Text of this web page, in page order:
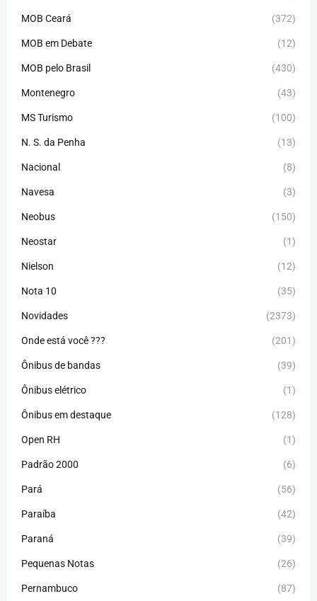
MOB Ceará (372)
MOB em Debate (12)
MOB pelo Brasil (430)
Montenegro (43)
MS Turismo (100)
N. S. da Penha (13)
Nacional (8)
Navesa (3)
Neobus (150)
Neostar (1)
Nielson (12)
Nota 10 (35)
Novidades (2373)
Onde está você ??? (201)
Ônibus de bandas (39)
Ônibus elétrico (1)
Ônibus em destaque (128)
Open RH (1)
Padrão 2000 (6)
Pará (56)
Paraíba (42)
Paraná (39)
Pequenas Notas (26)
Pernambuco (87)